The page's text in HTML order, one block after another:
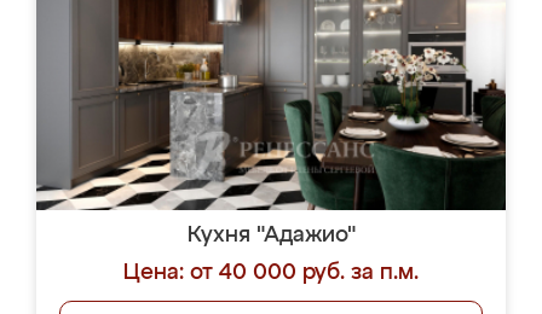
Кухня "Адажио"
Цена: от 40 000 руб. за п.м.